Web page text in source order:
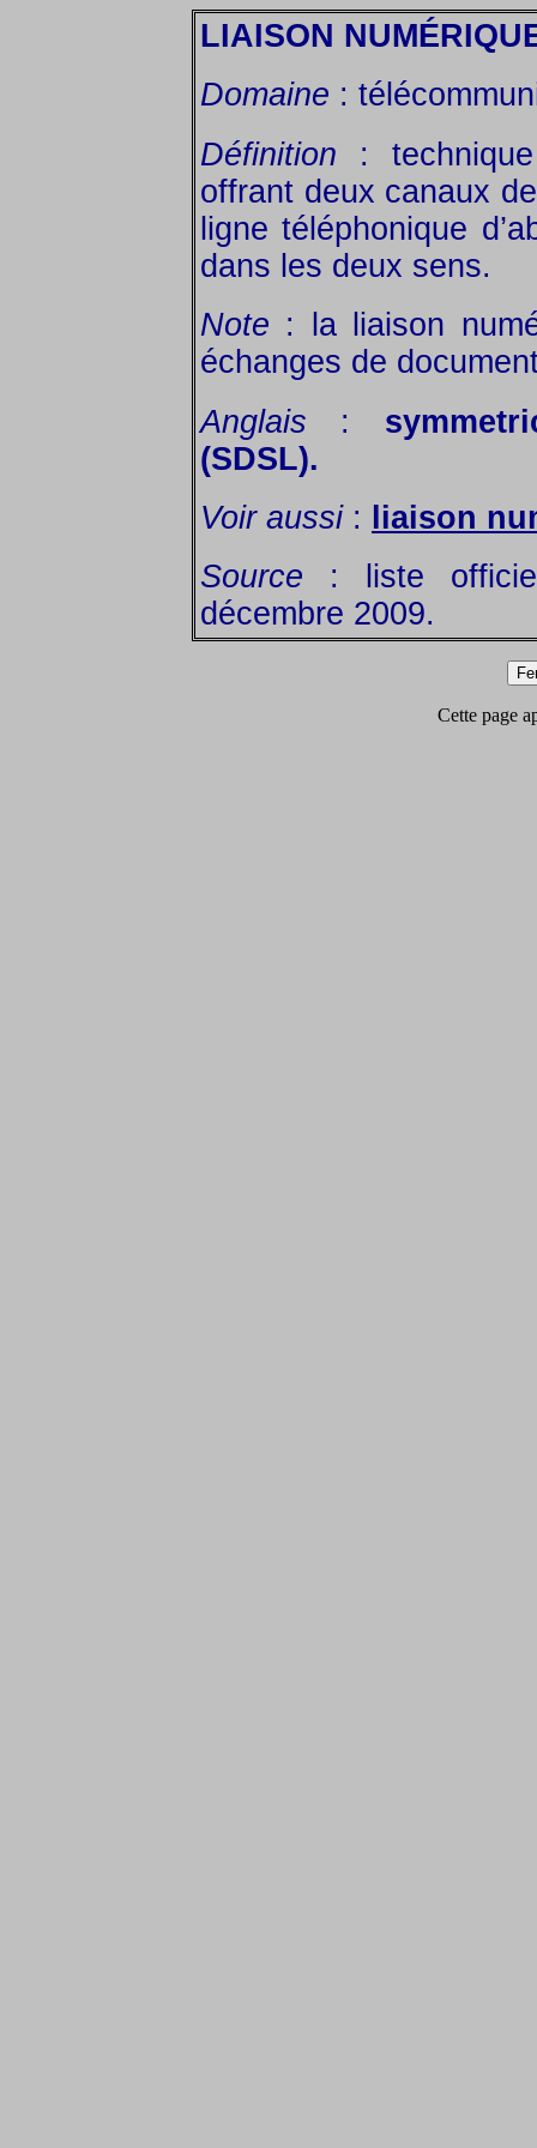
LIAISON
Domaine :
Définition :
offrant deux canaux
ligne téléphonique
dans les deux sens.
Note : la liaison
échanges de
Anglais :
(SDSL).
Voir aussi:
liaison
Source : liste
décembre 2009.
Cette page